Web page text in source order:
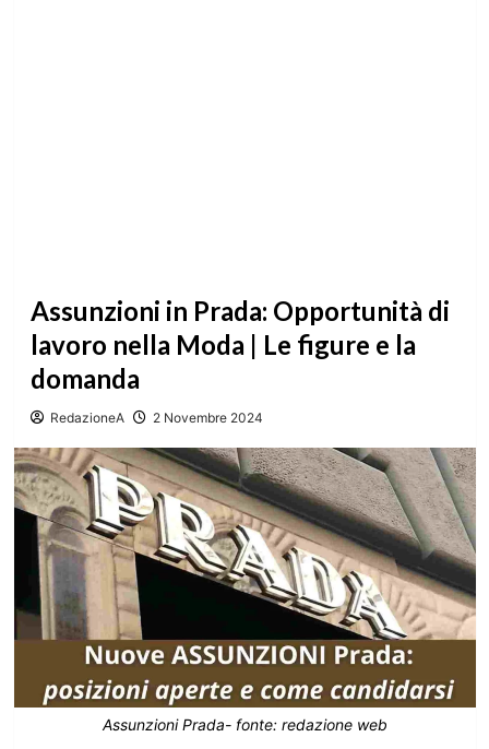
Assunzioni in Prada: Opportunità di
lavoro nella Moda | Le figure e la
domanda
RedazioneA 2 Novembre 2024
Assunzioni Prada- fonte: redazione web